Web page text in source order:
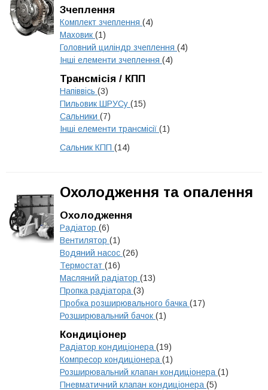
Зчеплення
Комплект зчеплення (4)
Маховик (1)
Головний циліндр зчеплення (4)
Інші елементи зчеплення (4)
Трансмісія / КПП
Напіввісь (3)
Пильовик ШРУСу (15)
Сальники (7)
Інші елементи трансмісії (1)
Сальник КПП (14)
Охолодження та опалення
Охолодження
Радіатор (6)
Вентилятор (1)
Водяний насос (26)
Термостат (16)
Масляний радіатор (13)
Пропка радіатора (3)
Пробка розширювального бачка (17)
Розширювальний бачок (1)
Кондиціонер
Радіатор кондиціонера (19)
Компресор кондиціонера (1)
Розширювальний клапан кондиціонера (1)
Пневматичний клапан кондиціонера (5)